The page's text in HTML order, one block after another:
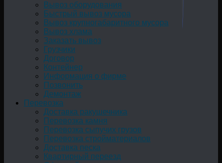
Вывоз оборудования
Быстрый вывоз мусора
Вывоз крупногабаритного мусора
Вывоз хлама
Заказать вывоз
Грузчики
Договор
Контейнер
Информация о фирме
Позвонить
Демонтаж
Перевозка
Доставка ракушечника
Перевозка камня
Перевозка сыпучих грузов
Перевозка стройматериалов
Доставка песка
Квартирный переезд